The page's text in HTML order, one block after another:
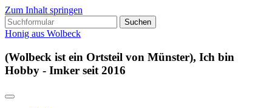
Zum Inhalt springen
Suchen
nach:
Honig aus Wolbeck
(Wolbeck ist ein Ortsteil von Münster), Ich bin
Hobby - Imker seit 2016